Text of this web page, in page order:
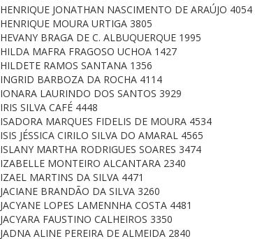
HENRIQUE JONATHAN NASCIMENTO DE ARAÚJO 4054
HENRIQUE MOURA URTIGA 3805
HEVANY BRAGA DE C. ALBUQUERQUE 1995
HILDA MAFRA FRAGOSO UCHOA 1427
HILDETE RAMOS SANTANA 1356
INGRID BARBOZA DA ROCHA 4114
IONARA LAURINDO DOS SANTOS 3929
IRIS SILVA CAFÉ 4448
ISADORA MARQUES FIDELIS DE MOURA 4534
ISIS JÉSSICA CIRILO SILVA DO AMARAL 4565
ISLANY MARTHA RODRIGUES SOARES 3474
IZABELLE MONTEIRO ALCANTARA 2340
IZAEL MARTINS DA SILVA 4471
JACIANE BRANDÃO DA SILVA 3260
JACYANE LOPES LAMENNHA COSTA 4481
JACYARA FAUSTINO CALHEIROS 3350
JADNA ALINE PEREIRA DE ALMEIDA 2840